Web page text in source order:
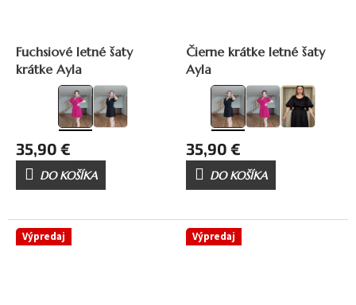
Fuchsiové letné šaty
krátke Ayla
35,90 €
DO KOŠÍKA
Čierne krátke letné šaty
Ayla
35,90 €
DO KOŠÍKA
Výpredaj Výpredaj